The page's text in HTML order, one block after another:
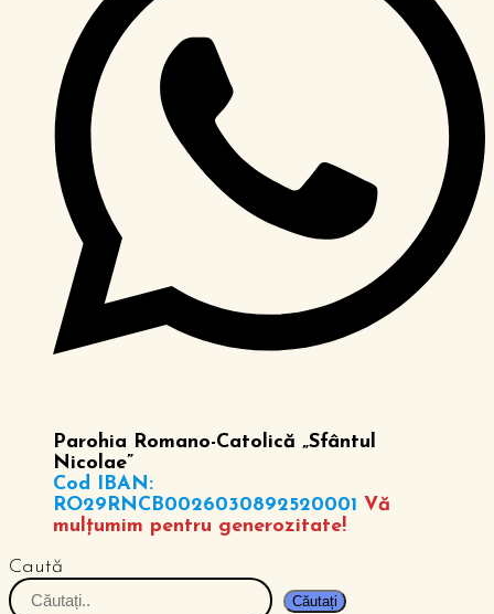
Parohia Romano-Catolică „Sfântul
Nicolae”
Cod IBAN:
RO29RNCB0026030892520001 Vă
mulțumim pentru generozitate!
Caută
Căutați